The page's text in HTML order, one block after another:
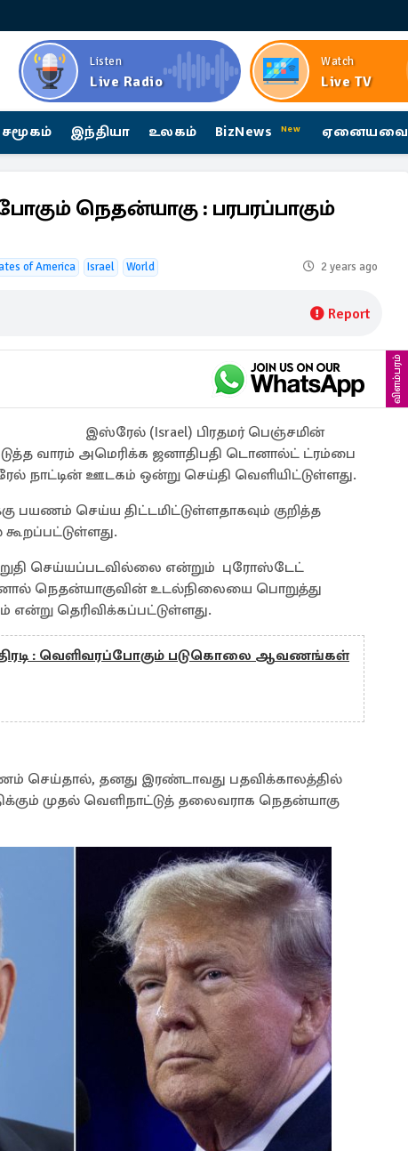
Listen
Live Radio
Watch
Live TV
சமூகம் இந்தியா உலகம் BizNews New ஏனையவை
நெதன்யாகு : பரபரப்பாகும்
of America Israel World 2 years ago
Report
விளம்பரம்
இஸ்ரேல் (Israel) பிரதமர் பெஞ்சமின்
அடுத்த வாரம் அமெரிக்க ஜனாதிபதி டொனால்ட் ட்ரம்பை
நாட்டின் ஊடகம் ஒன்று செய்தி வெளியிட்டுள்ளது.
பயணம் செய்ய திட்டமிட்டுள்ளதாகவும் குறித்த
செய்யப்படவில்லை என்றும் புரோஸ்டேட்
நெதன்யாகுவின் உடல்நிலையை பொறுத்து
என்று தெரிவிக்கப்பட்டுள்ளது.
: வெளிவரப்போகும் படுகொலை ஆவணங்கள்
செய்தால், தனது இரண்டாவது பதவிக்காலத்தில்
முதல் வெளிநாட்டுத் தலைவராக நெதன்யாகு